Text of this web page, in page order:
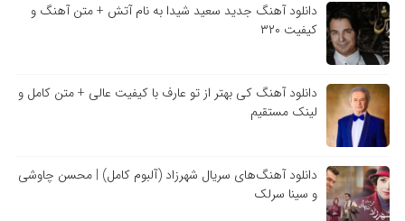
دانلود آهنگ جدید سعید شیدا به نام آتش + متن آهنگ و
کیفیت ۳۲۰
دانلود آهنگ کی بهتر از تو عارف با کیفیت عالی + متن کامل و
لینک مستقیم
دانلود آهنگ‌های سریال شهرزاد (آلبوم کامل) | محسن چاوشی
و سینا سرلک